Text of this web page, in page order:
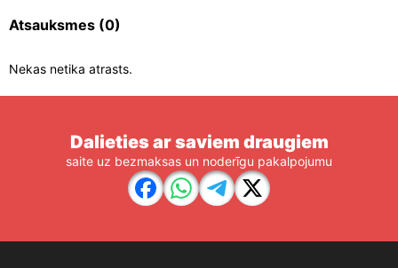
Atsauksmes (0)
Nekas netika atrasts.
Dalieties ar saviem draugiem
saite uz bezmaksas un noderīgu pakalpojumu